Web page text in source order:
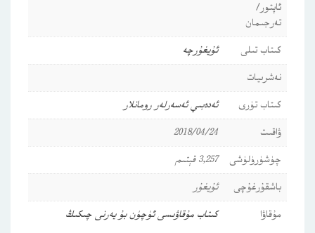
ئاپتور/
تەرجىمان
كىتاب تىلى
ئۇيغۇرچە
نەشرىيات
كىتاب تۈرى
ئەدەبىي ئەسەرلەر رومانلار
ۋاقىت
2018/04/24
چۈشۈرۈلۈشى
3,257 قېتىم
باشقۇرغۇچى
ئۇيغۇر
مۇقاۋا
كىتاب مۇقاۋىسى ئۈچۈن بۇ يەرنى چىكىڭ